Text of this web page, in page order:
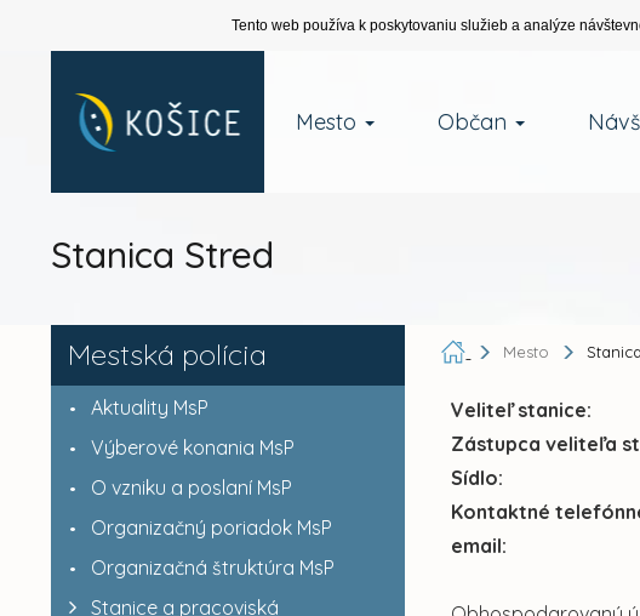
Tento web používa k poskytovaniu služieb a analýze
Mesto Občan
Stanica Stred
Mestská polícia
Aktuality MsP
Výberové konania MsP
O vzniku a poslaní MsP
Organizačný poriadok MsP
Organizačná štruktúra MsP
Stanice a pracoviská
Mesto
Veliteľ stanice:
Zástupca veliteľa
Sídlo:
Kontaktné
email: